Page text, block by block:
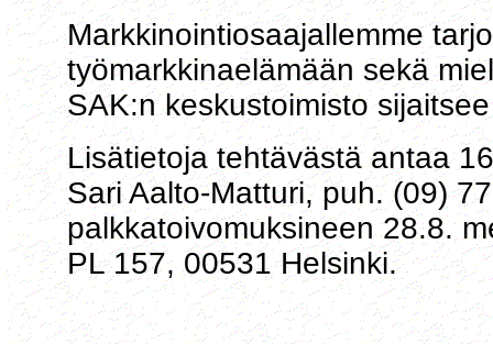
Markkinointiosaajallemme
työmarkkinaelämään sekä
SAK:n keskustoimisto
Lisätietoja tehtävästä antaa
Sari Aalto-Matturi, puh. (09)
palkkatoivomuksineen 28.8.
PL 157, 00531 Helsinki.